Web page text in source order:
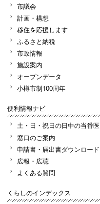
市議会
計画・構想
移住を応援します
ふるさと納税
市政情報
施設案内
オープンデータ
小樽市制100周年
便利情報ナビ
土・日・祝日の日中の当番医
窓口のご案内
申請書・届出書ダウンロード
広報・広聴
よくある質問
くらしのインデックス